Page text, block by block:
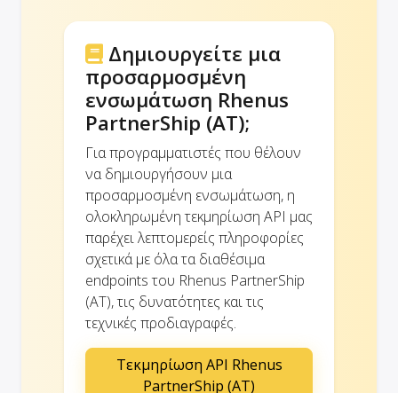
Δημιουργείτε μια
προσαρμοσμένη
ενσωμάτωση Rhenus
PartnerShip (AT);
Για προγραμματιστές που θέλουν
να δημιουργήσουν μια
προσαρμοσμένη ενσωμάτωση, η
ολοκληρωμένη τεκμηρίωση API μας
παρέχει λεπτομερείς πληροφορίες
σχετικά με όλα τα διαθέσιμα
endpoints του Rhenus PartnerShip
(AT), τις δυνατότητες και τις
τεχνικές προδιαγραφές.
Τεκμηρίωση API Rhenus
PartnerShip (AT)